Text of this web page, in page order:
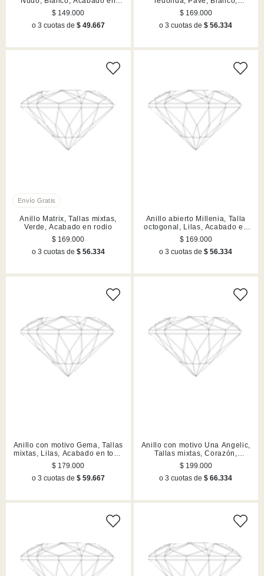
rodio
$ 149.000
o 3 cuotas de $ 49.667
Acabado en tono plateado
$ 169.000
o 3 cuotas de$ 56.334
Anillo Matrix, Tallas mixtas,
Verde, Acabado en rodio
$ 169.000
o 3 cuotas de $ 56.334
Anillo abierto Millenia, Talla
octogonal, Lilas, Acabado en
tono oro
$ 169.000
o 3 cuotas de$ 56.334
Anillo con motivo Gema, Tallas
mixtas, Lilas, Acabado en tono
oro
$ 179.000
o 3 cuotas de $ 59.667
Anillo con motivo Una Angelic,
Tallas mixtas, Corazón,
Blanco, Acabado en rodio
$ 199.000
o 3 cuotas de$ 66.334